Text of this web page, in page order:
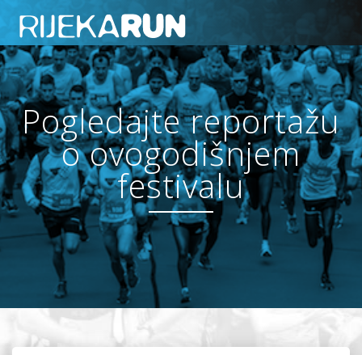
​Pogledajte reportažu
o ovogodišnjem
festivalu